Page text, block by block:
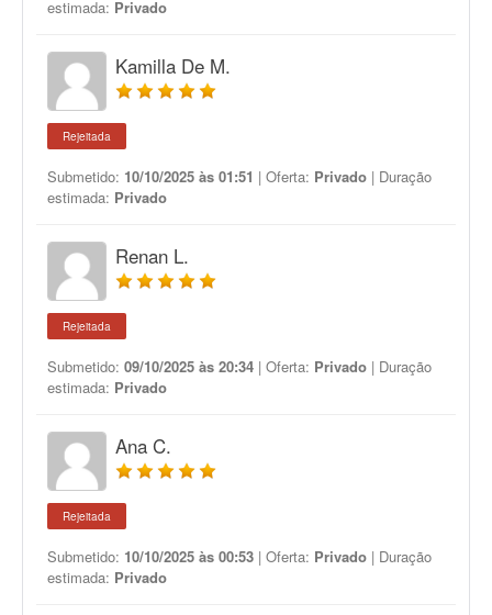
estimada: Privado
Kamilla De M.
Rejeitada
Submetido: 10/10/2025 às 01:51 | Oferta: Privado | Duração
estimada: Privado
Renan L.
Rejeitada
Submetido: 09/10/2025 às 20:34 | Oferta: Privado | Duração
estimada: Privado
Ana C.
Rejeitada
Submetido: 10/10/2025 às 00:53 | Oferta: Privado | Duração
estimada: Privado